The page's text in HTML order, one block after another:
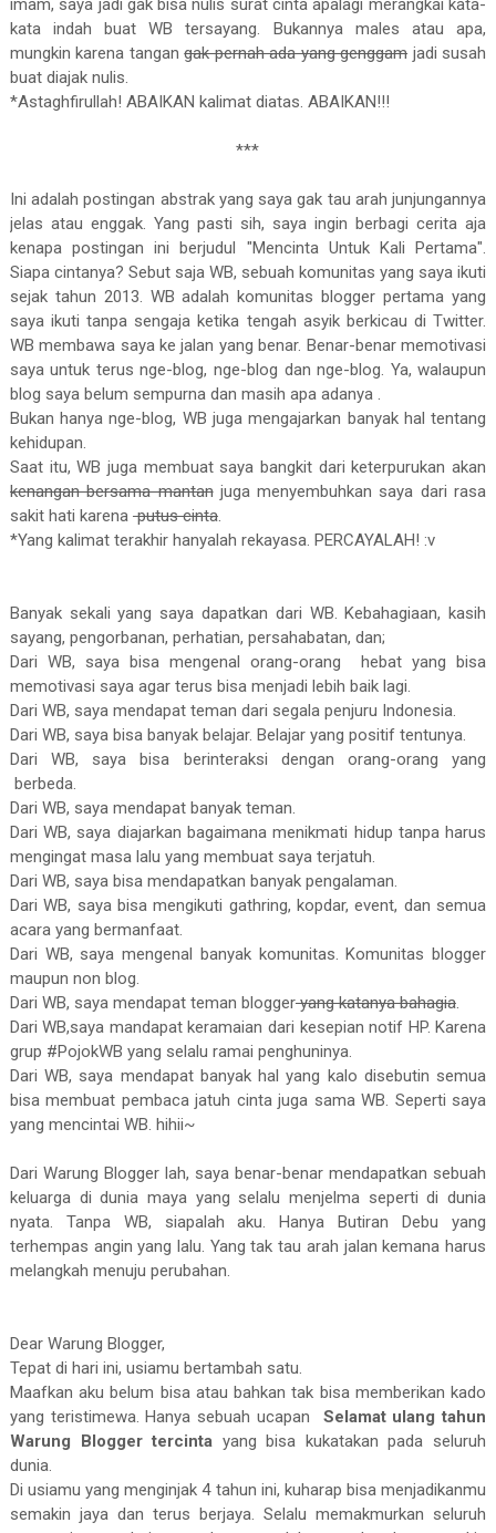
imam, saya jadi gak bisa nulis surat cinta apalagi merangkai kata-
kata indah buat WB tersayang. Bukannya males atau apa,
mungkin karena tangangak pernah ada yang genggam jadi susah
buat diajak nulis.
*Astaghfirullah! ABAIKAN kalimat diatas. ABAIKAN!!!
***
Ini adalah postingan abstrak yang saya gak tau arah junjungannya
jelas atau enggak. Yang pasti sih, saya ingin berbagi cerita aja
kenapa postingan ini berjudul "Mencinta Untuk Kali Pertama".
Siapa cintanya? Sebut saja WB, sebuah komunitas yang saya ikuti
sejak tahun 2013. WB adalah komunitas blogger pertama yang
saya ikuti tanpa sengaja ketika tengah asyik berkicau di Twitter.
WB membawa saya ke jalan yang benar. Benar-benar memotivasi
saya untuk terus nge-blog, nge-blog dan nge-blog. Ya, walaupun
blog saya belum sempurna dan masih apa adanya .
Bukan hanya nge-blog, WB juga mengajarkan banyak hal tentang
kehidupan.
Saat itu, WB juga membuat saya bangkit dari keterpurukan akan
kenangan bersama mantanjuga menyembuhkan saya dari rasa
sakit hati karena putus cinta.
*Yang kalimat terakhir hanyalah rekayasa. PERCAYALAH! :v
Banyak sekali yang saya dapatkan dari WB. Kebahagiaan, kasih
sayang, pengorbanan, perhatian, persahabatan, dan;
Dari WB, saya bisa mengenal orang-orang hebat yang bisa
memotivasi saya agar terus bisa menjadi lebih baik lagi.
Dari WB, saya mendapat teman dari segala penjuru Indonesia.
Dari WB, saya bisa banyak belajar. Belajar yang positif tentunya.
Dari WB, saya bisa berinteraksi dengan orang-orang yang
berbeda.
Dari WB, saya mendapat banyak teman.
Dari WB, saya diajarkan bagaimana menikmati hidup tanpa harus
mengingat masa lalu yang membuat saya terjatuh.
Dari WB, saya bisa mendapatkan banyak pengalaman.
Dari WB, saya bisa mengikuti gathring, kopdar, event, dan semua
acara yang bermanfaat.
Dari WB, saya mengenal banyak komunitas. Komunitas blogger
maupun non blog.
Dari WB, saya mendapat teman bloggeryang katanya bahagia.
Dari WB,saya mandapat keramaian dari kesepian notif HP. Karena
grup #PojokWB yang selalu ramai penghuninya.
Dari WB, saya mendapat banyak hal yang kalo disebutin semua
bisa membuat pembaca jatuh cinta juga sama WB. Seperti saya
yang mencintai WB. hihii~
Dari Warung Blogger lah, saya benar-benar mendapatkan sebuah
keluarga di dunia maya yang selalu menjelma seperti di dunia
nyata. Tanpa WB, siapalah aku. Hanya Butiran Debu yang
terhempas angin yang lalu. Yang tak tau arah jalan kemana harus
melangkah menuju perubahan.
Dear Warung Blogger,
Tepat di hari ini, usiamu bertambah satu.
Maafkan aku belum bisa atau bahkan tak bisa memberikan kado
yang teristimewa. Hanya sebuah ucapan Selamat ulang tahun
Warung Blogger tercinta yang bisa kukatakan pada seluruh
dunia.
Di usiamu yang menginjak 4 tahun ini, kuharap bisa menjadikanmu
semakin jaya dan terus berjaya. Selalu memakmurkan seluruh